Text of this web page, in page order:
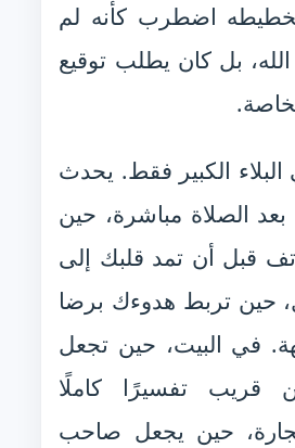
اضطرب كأنه لم
بل كان يطلب توقيع
الكبير فقط. يحدث
بعد الصلاة مباشرة، حين
قبل أن تمد قلبك إلى
حين تربط هدوءك برضا
في البيت، حين تجعل
قريب تفسيرًا كاملًا
حين يجعل صاحب